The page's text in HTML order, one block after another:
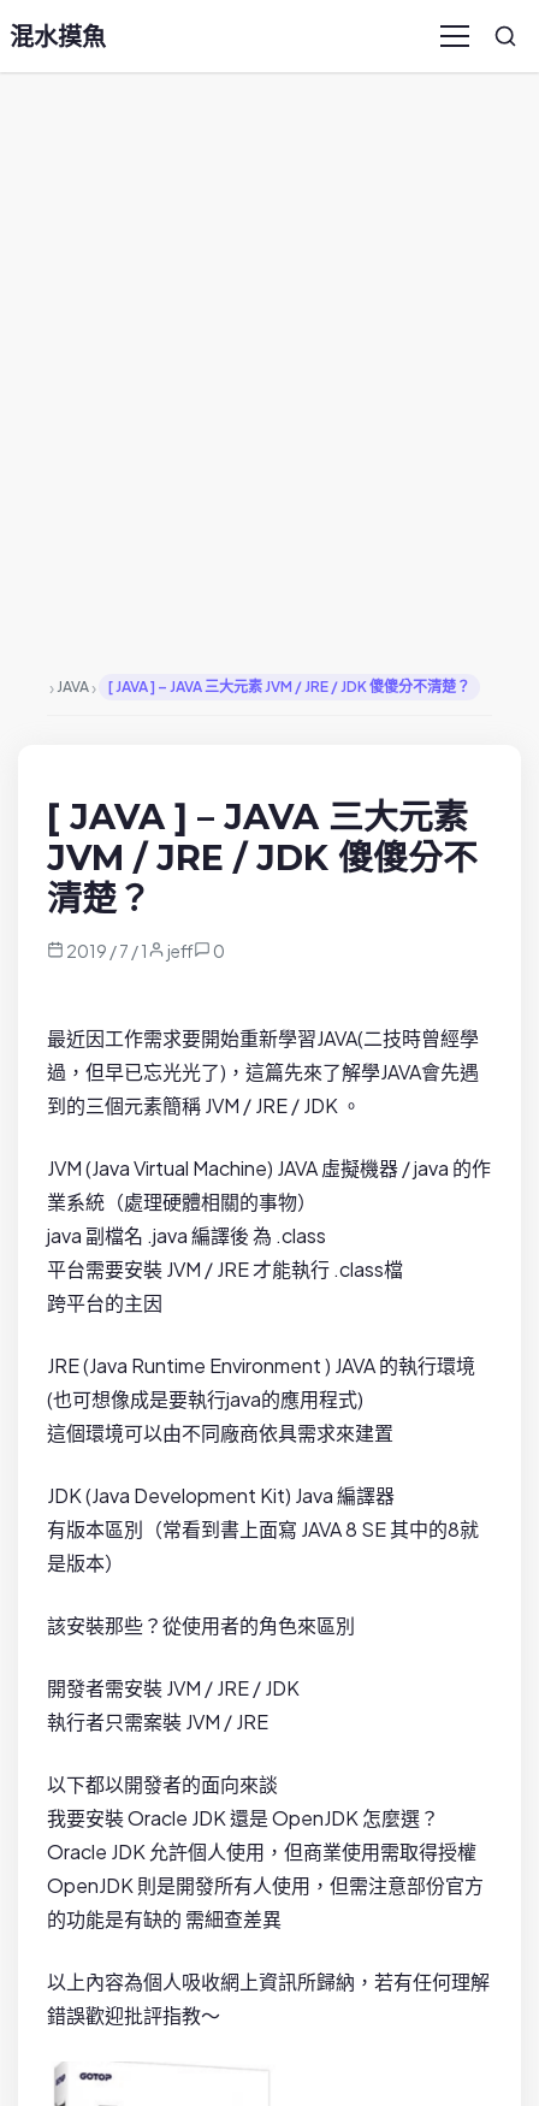
混水摸魚 Menu
›JAVA › [ JAVA ] – JAVA 三大元素 JVM / JRE / JDK 傻傻分不清楚？
[ JAVA ] – JAVA 三大元素
JVM / JRE / JDK 傻傻分不
清楚？
2019 / 7 / 1 jeff 0
最近因工作需求要開始重新學習JAVA(二技時曾經學
過，但早已忘光光了)，這篇先來了解學JAVA會先遇
到的三個元素簡稱 JVM / JRE / JDK 。
JVM (Java Virtual Machine) JAVA 虛擬機器 / java 的作
業系統（處理硬體相關的事物）
java 副檔名 .java 編譯後 為 .class
平台需要安裝 JVM / JRE 才能執行 .class檔
跨平台的主因
JRE (Java Runtime Environment ) JAVA 的執行環境
(也可想像成是要執行java的應用程式)
這個環境可以由不同廠商依具需求來建置
JDK (Java Development Kit) Java 編譯器
有版本區別（常看到書上面寫 JAVA 8 SE 其中的8就
是版本）
該安裝那些？從使用者的角色來區別
開發者需安裝 JVM / JRE / JDK
執行者只需案裝 JVM / JRE
以下都以開發者的面向來談
我要安裝 Oracle JDK 還是 OpenJDK 怎麼選？
Oracle JDK 允許個人使用，但商業使用需取得授權
OpenJDK 則是開發所有人使用，但需注意部份官方
的功能是有缺的 需細查差異
以上內容為個人吸收網上資訊所歸納，若有任何理解
錯誤歡迎批評指教～